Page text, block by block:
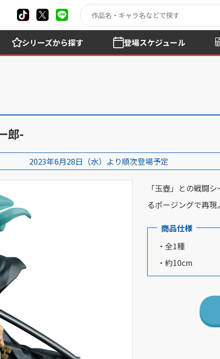
シリーズから探す 登場スケジュール
郎-
2023年6月28日（水）より順次登場予定
「玉壺」との戦闘
るポージングで再現。
商品仕様
・全1種
・約10cm